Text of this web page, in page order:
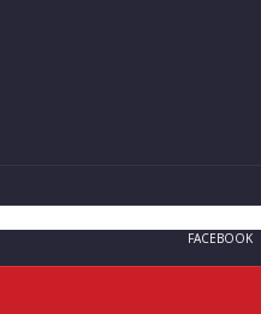
FACEBOOK